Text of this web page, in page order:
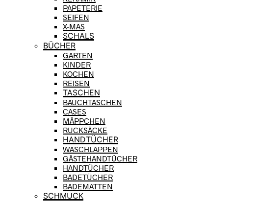
PAPETERIE
SEIFEN
X-MAS
SCHALS
BÜCHER
GARTEN
KINDER
KOCHEN
REISEN
TASCHEN
BAUCHTASCHEN
CASES
MÄPPCHEN
RUCKSÄCKE
HANDTÜCHER
WASCHLAPPEN
GÄSTEHANDTÜCHER
HANDTÜCHER
BADETÜCHER
BADEMATTEN
SCHMUCK